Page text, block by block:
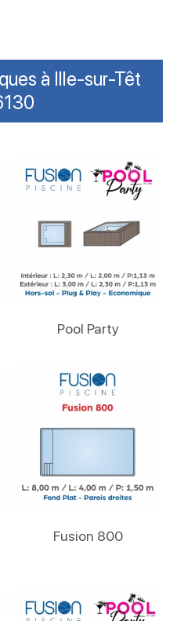
à Ille-sur-Têt
Pool Party
Fusion 800